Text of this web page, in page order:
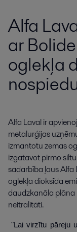
Alfa
ar
oglekļa
Alfa Laval ir
metalurģijas
izmantotu zemas
izgatavot pirmo
sadarbība ļaus Alfa
oglekļa dioksīda
daudzkanāla
neitralitāti.
"Lai virzītu pāreju